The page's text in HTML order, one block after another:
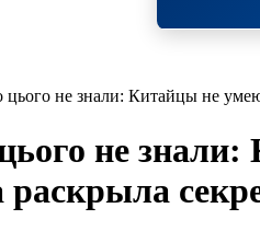
цього не знали: Китайцы не
не